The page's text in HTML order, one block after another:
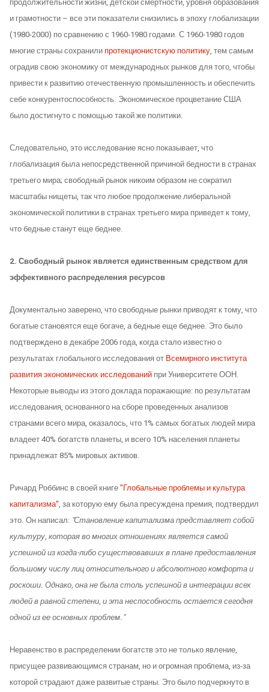
продолжительности жизни, детской смертности, уровня образования
и грамотности – все эти показатели снизились в эпоху глобализации
(1980-2000) по сравнению с 1960-1980 годами. С 1960-1980 годов
многие страны сохранилипротекционистскую политику, тем самым
оградив свою экономику от международных рынков для того, чтобы
привести к развитию отечественную промышленность и обеспечить
себе конкурентоспособность. Экономическое процветание США
было достигнуто с помощью такой же политики.
Следовательно, это исследование ясно показывает, что
глобализация была непосредственной причиной бедности в странах
третьего мира; свободный рынок никоим образом не сократил
масштабы нищеты, так что любое продолжение либеральной
экономической политики в странах третьего мира приведет к тому,
что бедные станут еще беднее.
2. Свободный рынок является единственным средством для
эффективного распределения ресурсов
Документально заверено, что свободные рынки приводят к тому, что
богатые становятся еще богаче, а бедные еще беднее. Это было
подтверждено в декабре 2006 года, когда стало известно о
результатах глобального исследования от Всемирного института
развития экономических исследований при Университете ООН.
Некоторые выводы из этого доклада поражающие: по результатам
исследования, основанного на сборе проведенных анализов
странами всего мира, оказалось, что 1% самых богатых людей мира
владеет 40% богатств планеты, и всего 10% населения планеты
принадлежат 85% мировых активов.
Ричард Роббинс в своей книге"Глобальные проблемы и культура
капитализма", за которую ему была пресуждена премия, подтвердил
это. Он написал: "Становление капитализма представляет собой
культуру, которая во многих отношениях является самой
успешной из когда-либо существовавших в плане предоставления
большому числу лиц относительного и абсолютного комфорта и
роскоши. Однако, она не была столь успешной в интеграции всех
людей в равной степени, и эта неспособность остается сегодня
одной из ее основных проблем."
Неравенство в распределении богатств это не только явление,
присущее развивающимся странам, но и огромная проблема, из-за
которой страдают даже развитые страны. Это было подчеркнуто в